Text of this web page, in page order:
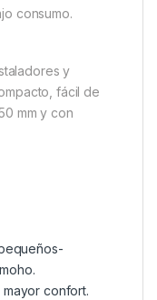
consumo.
y
fácil de
mm y con
confort.